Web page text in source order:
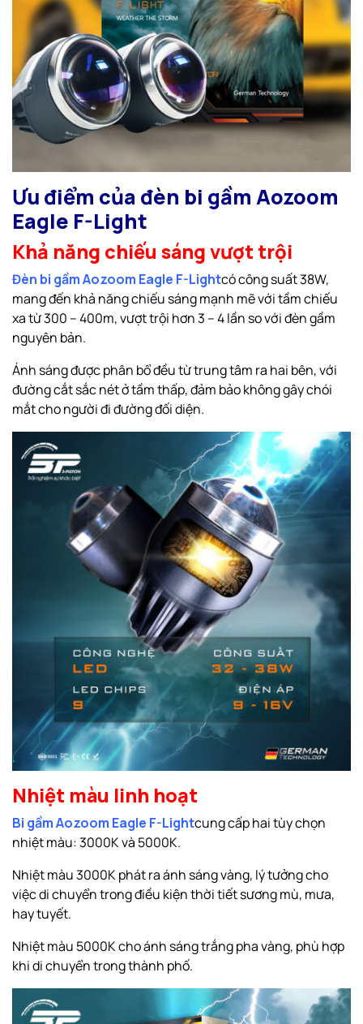
Ưu điểm của đèn bi gầm Aozoom
Eagle F-Light
Khả năng chiếu sáng vượt trội
Đèn bi gầm Aozoom Eagle F-Lightcó công suất 38W,
mang đến khả năng chiếu sáng mạnh mẽ với tầm chiếu
xa từ 300 – 400m, vượt trội hơn 3 – 4 lần so với đèn gầm
nguyên bản.
Ánh sáng được phân bổ đều từ trung tâm ra hai bên, với
đường cắt sắc nét ở tầm thấp, đảm bảo không gây chói
mắt cho người đi đường đối diện.
Nhiệt màu linh hoạt
Bi gầm Aozoom Eagle F-Lightcung cấp hai tùy chọn
nhiệt màu: 3000K và 5000K.
Nhiệt màu 3000K phát ra ánh sáng vàng, lý tưởng cho
việc di chuyển trong điều kiện thời tiết sương mù, mưa,
hay tuyết.
Nhiệt màu 5000K cho ánh sáng trắng pha vàng, phù hợp
khi di chuyển trong thành phố.